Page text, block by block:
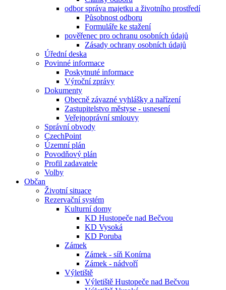
odbor správa majetku a životního prostředí
Působnost odboru
Formuláře ke stažení
pověřenec pro ochranu osobních údajů
Zásady ochrany osobních údajů
Úřední deska
Povinné informace
Poskytnuté informace
Výroční zprávy
Dokumenty
Obecně závazné vyhlášky a nařízení
Zastupitelstvo městyse - usnesení
Veřejnoprávní smlouvy
Správní obvody
CzechPoint
Územní plán
Povodňový plán
Profil zadavatele
Volby
Občan
Životní situace
Rezervační systém
Kulturní domy
KD Hustopeče nad Bečvou
KD Vysoká
KD Poruba
Zámek
Zámek - síň Konírna
Zámek - nádvoří
Výletiště
Výletiště Hustopeče nad Bečvou